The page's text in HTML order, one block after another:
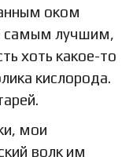
оком
самым лучшим,
хоть какое-то
кислорода.
мои
волк им